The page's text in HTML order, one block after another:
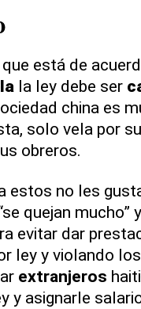
está de
la ley debe ser
china es
solo vela por
obreros.
estos no les
quejan mucho”
evitar dar
ley y violando
extranjeros
y asignarle